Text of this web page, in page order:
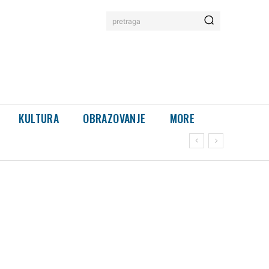
pretraga
KULTURA OBRAZOVANJE MORE